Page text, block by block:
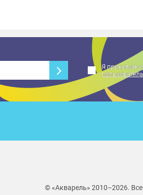
Я принимаю
© «Акварель» 2010–2026.